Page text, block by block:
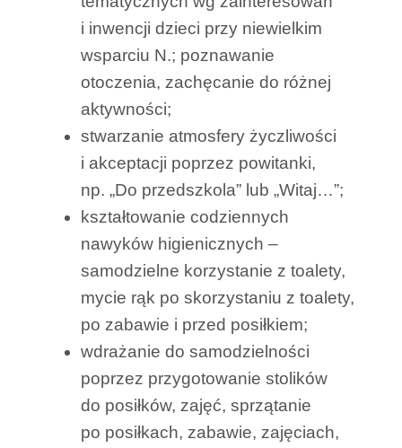
i inwencji dzieci przy niewielkim
wsparciu N.; poznawanie
otoczenia, zachęcanie do różnej
aktywności;
stwarzanie atmosfery życzliwości
i akceptacji poprzez powitanki,
np. „Do przedszkola” lub „Witaj…”;
kształtowanie codziennych
nawyków higienicznych –
samodzielne korzystanie z toalety,
mycie rąk po skorzystaniu z toalety,
po zabawie i przed posiłkiem;
wdrażanie do samodzielności
poprzez przygotowanie stolików
do posiłków, zajęć, sprzątanie
po posiłkach, zabawie, zajęciach,